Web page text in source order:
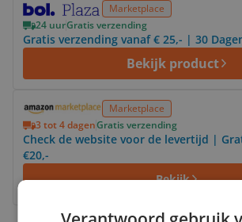
Marketplace
24 uurGratis verzending
Gratis verzending vanaf € 25,- | 30
Bekijk product
Marketplace
3 tot 4 dagenGratis verzending
Check de website voor de levertijd |
€20,-
Bekijk